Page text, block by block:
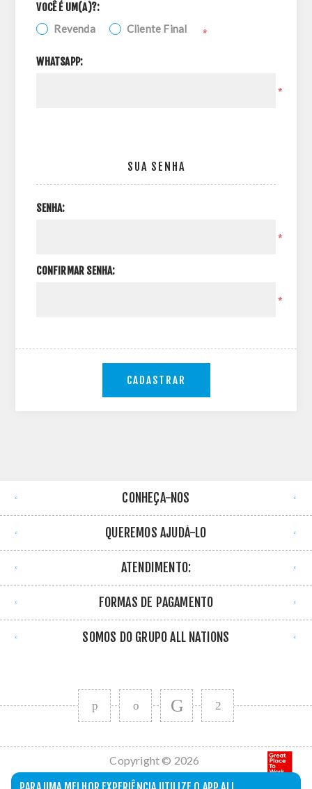
VOCÊ É UM(A)?:
Revenda Cliente Final *
WHATSAPP:
*
SUA SENHA
SENHA:
*
CONFIRMAR SENHA:
*
CADASTRAR
CONHEÇA-NOS
QUEREMOS AJUDÁ-LO
ATENDIMENTO:
FORMAS DE PAGAMENTO
SOMOS DO GRUPO ALL NATIONS
Copyright © 2026
All Nations. Todos